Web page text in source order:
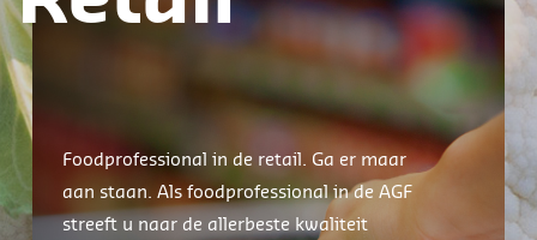
Foodprofessional in de retail. Ga er maar
aan staan. Als foodprofessional in de AGF
streeft u naar de allerbeste kwaliteit